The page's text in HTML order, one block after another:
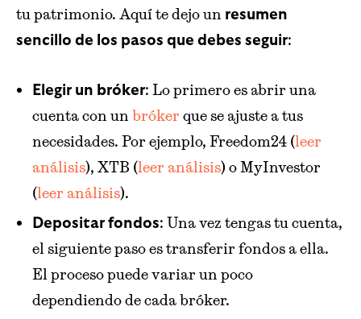
tu patrimonio. Aquí te dejo un resumen
sencillo de los pasos que debes seguir:
Elegir un bróker: Lo primero es abrir una
cuenta con un bróker que se ajuste a tus
necesidades. Por ejemplo, Freedom24 (leer
análisis), XTB (leer análisis) o MyInvestor
(leer análisis).
Depositar fondos: Una vez tengas tu cuenta,
el siguiente paso es transferir fondos a ella.
El proceso puede variar un poco
dependiendo de cada bróker.